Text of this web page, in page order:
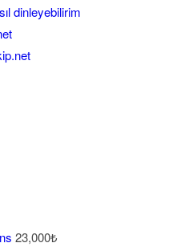
dinleyebilirim
23,000₺